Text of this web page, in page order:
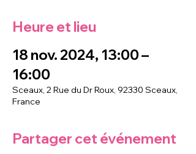
Heure et lieu
18 nov. 2024, 13:00 –
16:00
Sceaux, 2 Rue du Dr Roux, 92330 Sceaux,
France
Partager cet événement